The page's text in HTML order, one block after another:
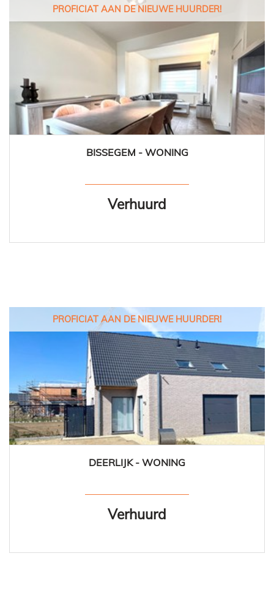
PROFICIAT AAN DE NIEUWE HUURDER!
2 1
BISSEGEM - WONING
Verhuurd
PROFICIAT AAN DE NIEUWE HUURDER!
141 m² 3 1
DEERLIJK - WONING
Verhuurd